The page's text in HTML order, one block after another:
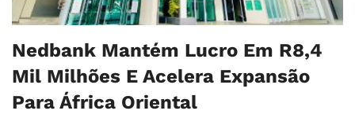
Nedbank Mantém Lucro Em R8,4
Mil Milhões E Acelera Expansão
Para África Oriental